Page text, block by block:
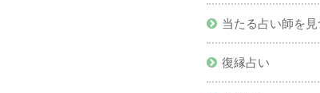
当たる占い師を
復縁占い